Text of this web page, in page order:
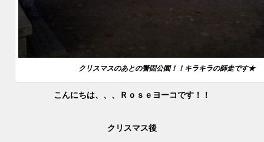
クリスマスのあとの警固公園！！キラキラの師走です★
こんにちは、、、Ｒｏｓｅヨーコです！！
クリスマス後